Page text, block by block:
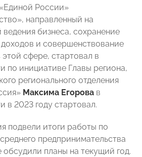
России»
направленный на
бизнеса, сохранение
и совершенствование
этой сфере, стартовал в
по инициативе Главы региона,
регионального отделения
Максима Егорова в
в 2023 году стартовал.
подвели итоги работы по
предпринимательства
обсудили планы на текущий год.